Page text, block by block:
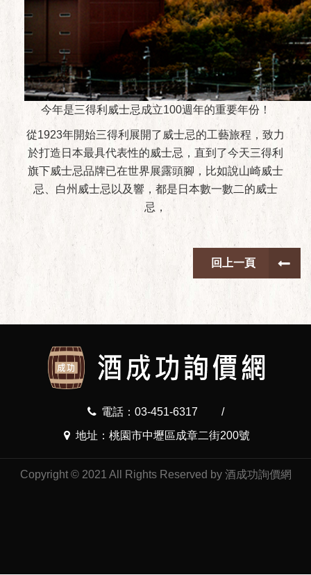
今年是三得利威士忌成立100週年的重要年份！
從1923年開始三得利展開了威士忌的工藝旅程，致力
於打造日本最具代表性的威士忌，直到了今天三得利
旗下威士忌品牌已在世界展露頭腳，比如說山崎威士
忌、白州威士忌以及響，都是日本數一數二的威士
忌，
回上一頁
電話：03-451-6317
/
地址：桃園市中壢區成章二街200號
Copyright © 2021 All Rights Reserved by 酒成功詢價網